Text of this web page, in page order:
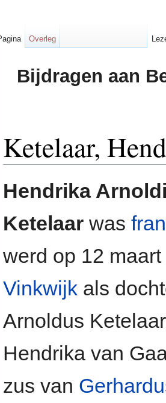
Bijdragen aan
Ketelaar,
Hendrika
Ketelaar was
werd op 12 maart
Vinkwijk als
Arnoldus
Hendrika van
zus van
Overleg